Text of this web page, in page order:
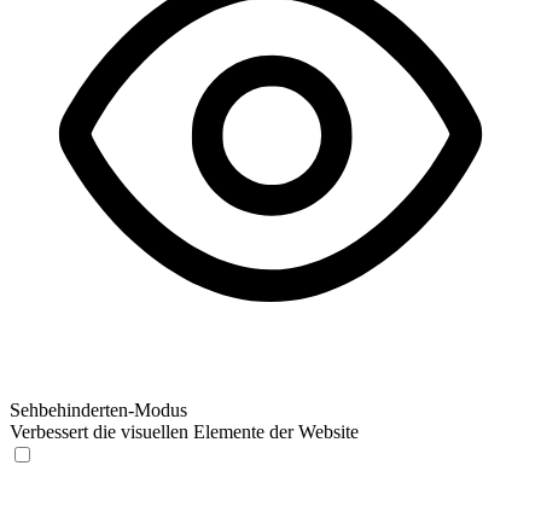
Sehbehinderten-Modus
Verbessert die visuellen Elemente der Website